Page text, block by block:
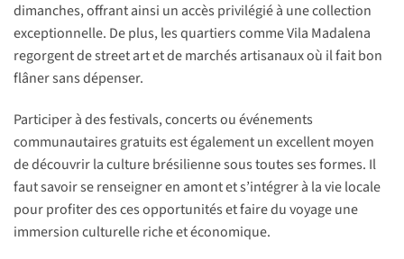
dimanches, offrant ainsi un accès privilégié à une collection
exceptionnelle. De plus, les quartiers comme Vila Madalena
regorgent de street art et de marchés artisanaux où il fait bon
flâner sans dépenser.
Participer à des festivals, concerts ou événements
communautaires gratuits est également un excellent moyen
de découvrir la culture brésilienne sous toutes ses formes. Il
faut savoir se renseigner en amont et s’intégrer à la vie locale
pour profiter des ces opportunités et faire du voyage une
immersion culturelle riche et économique.